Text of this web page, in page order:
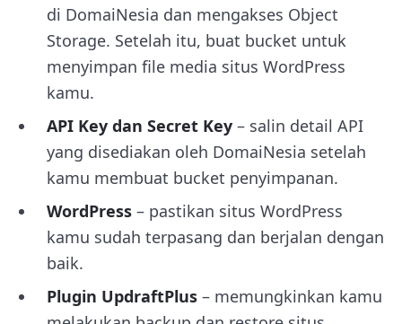
di DomaiNesia dan mengakses Object
Storage. Setelah itu, buat bucket untuk
menyimpan file media situs WordPress
kamu.
API Key dan Secret Key – salin detail API
yang disediakan oleh DomaiNesia setelah
kamu membuat bucket penyimpanan.
WordPress – pastikan situs WordPress
kamu sudah terpasang dan berjalan dengan
baik.
Plugin UpdraftPlus – memungkinkan kamu